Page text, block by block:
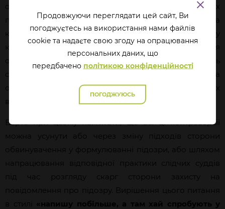
оскарження повідомлення про підозру з формальних
підстав, через створення логічних конструкцій та
конфліктів фабули обвинувачення з доказами у
кримінальному провадженні (наприклад: затримання
особи при отриманні імітаційних купюр замість
справжніх купюр може трактуватись як замах на
отримання неправомірної вигоди, бо з незалежних
від особи причин вона не отримала очікуваного).
Варто при цьому пам’ятати, що всі ці контраверсії
можна усунути або через зміну підходів сторони
обвинувачення у формулюванні підозри, або шляхом
напрацювання відповідної практики слідчих суддів
під час розгляду скарг сторони захисту на
повідомлення про підозру. Вирішення цього питання
в стилі «напишу побільше, а там хай спробують у
Продовжуючи переглядати цей сайт, Ви
погоджуєтесь на використання нами файлів
cookie та надаєте свою згоду на опрацювання
перcональних даних, що
передбачено політикою конфіденційності
ПОГОДЖУЮСЬ